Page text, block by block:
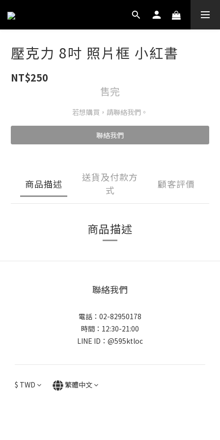
壓克力 8吋 照片框 小紅書
NT$250
售完
若想購買，請聯絡我們。
聯絡我們
商品描述
送貨及付款方
式
顧客評價
商品描述
聯絡我們
電話：02-82950178
時間：12:30-21:00
LINE ID：@595ktloc
$ TWD 繁體中文